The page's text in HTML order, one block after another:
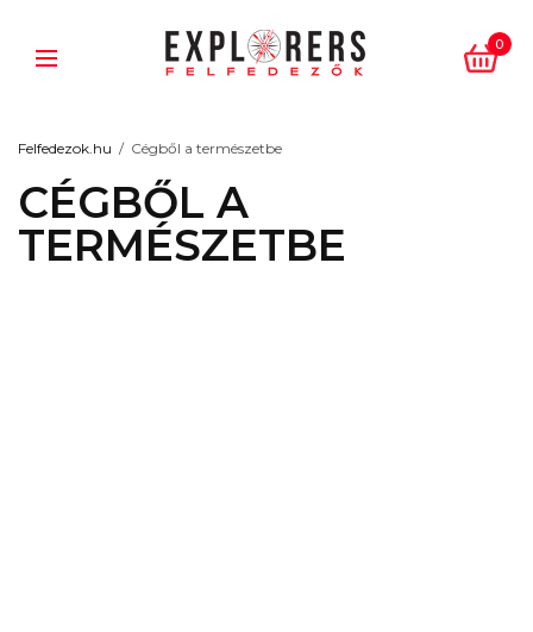
0
Felfedezok.hu Cégből a természetbe
CÉGBŐL A
TERMÉSZETBE